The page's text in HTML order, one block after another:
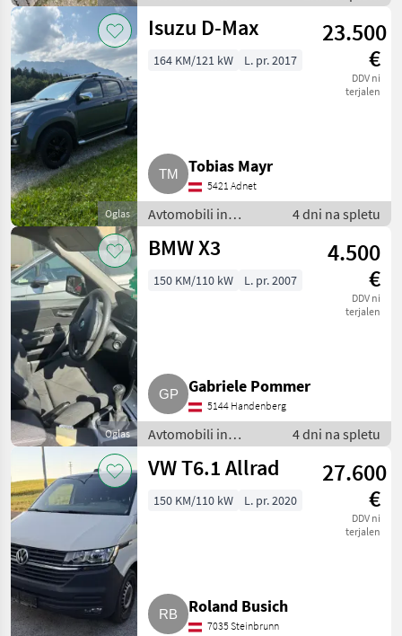
motorna kolesa /
Terensko vozilo -
Oglas
Isuzu D-Max
23.500
€
DDV ni
terjalen
164 KM/121 kW L. pr. 2017
Tobias Mayr
5421 Adnet
Avtomobili in
motorna kolesa /
Terensko vozilo -
4 dni na spletu
Oglas
BMW X3
4.500
€
DDV ni
terjalen
150 KM/110 kW L. pr. 2007
Gabriele Pommer
5144 Handenberg
Avtomobili in
motorna kolesa /
Terensko vozilo -
4 dni na spletu
VW T6.1 Allrad
27.600
€
DDV ni
terjalen
150 KM/110 kW L. pr. 2020
Roland Busich
7035 Steinbrunn